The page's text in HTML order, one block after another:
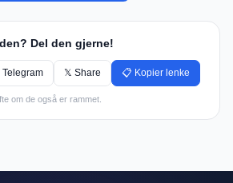
Del den gjerne!
𝕏 Share 📋 Kopier lenke
om de også er rammet.